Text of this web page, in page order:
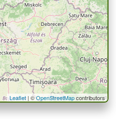
Leaflet| ©OpenStreetMapcontributors